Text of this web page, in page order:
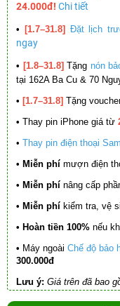
24.000đ! Chi tiết
• [1.7–31.8] Đặt lịch
ngay
• [1.8–31.8] Tặng nón
tại 162A Ba Cu & 70
• [1.7–31.8] Tặng
• Thay pin iPhone giá từ
• Thay pin điện thoại
• Miễn phí mượn điện
• Miễn phí nâng cấp
• Miễn phí kiểm tra, vệ
• Hoàn tiền 100% nếu
• Máy ngoài Chế độ bảo
300.000đ
Lưu ý: Giá trên đã bao